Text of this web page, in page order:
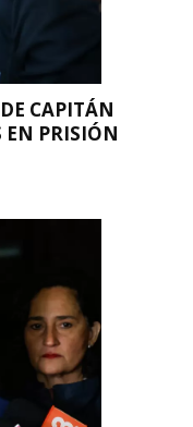
CAPITÁN
EN PRISIÓN